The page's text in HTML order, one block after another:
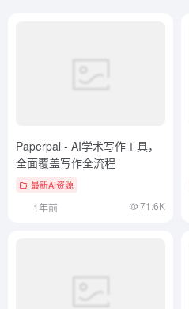
Paperpal - AI学术写作工具，
全面覆盖写作全流程
最新AI资源
1年前 71.6K